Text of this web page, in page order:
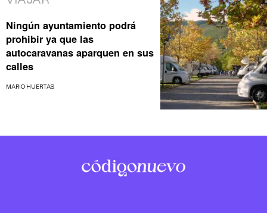
Ningún ayuntamiento podrá
prohibir ya que las
autocaravanas aparquen en sus
calles
MARIO HUERTAS